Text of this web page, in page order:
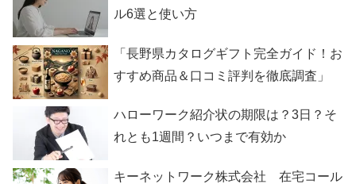
ル6選と使い方
「長野県カタログギフト完全ガイド！お
すすめ商品＆口コミ評判を徹底調査」
ハローワーク紹介状の期限は？3日？そ
れとも1週間？いつまで有効か
キーネットワーク株式会社 在宅コール